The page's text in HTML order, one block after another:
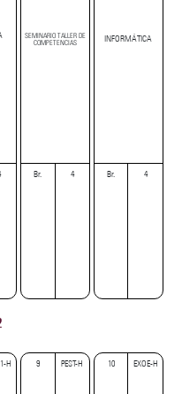
SEMINARIO TALLER DE
COMPETENCIAS
Br. 4
INFORMÁTICA
Br. 4
H 9 PEST-H 10 EXOE-H